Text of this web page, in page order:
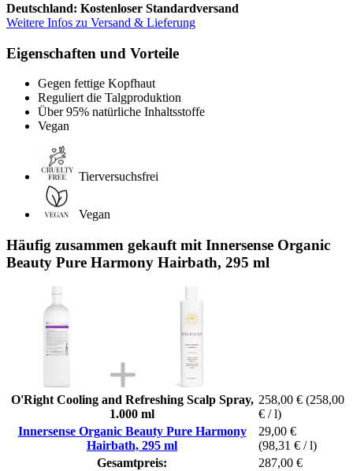
Deutschland: Kostenloser Standardversand
Weitere Infos zu Versand & Lieferung
Eigenschaften und Vorteile
Gegen fettige Kopfhaut
Reguliert die Talgproduktion
Über 95% natürliche Inhaltsstoffe
Vegan
Tierversuchsfrei
Vegan
Häufig zusammen gekauft mit Innersense Organic
Beauty Pure Harmony Hairbath, 295 ml
O'Right Cooling and Refreshing Scalp Spray,
1.000 ml
258,00 € (258,00
€ / l)
Innersense Organic Beauty Pure Harmony
Hairbath, 295 ml
29,00 €
(98,31 € / l)
Gesamtpreis:
287,00 €